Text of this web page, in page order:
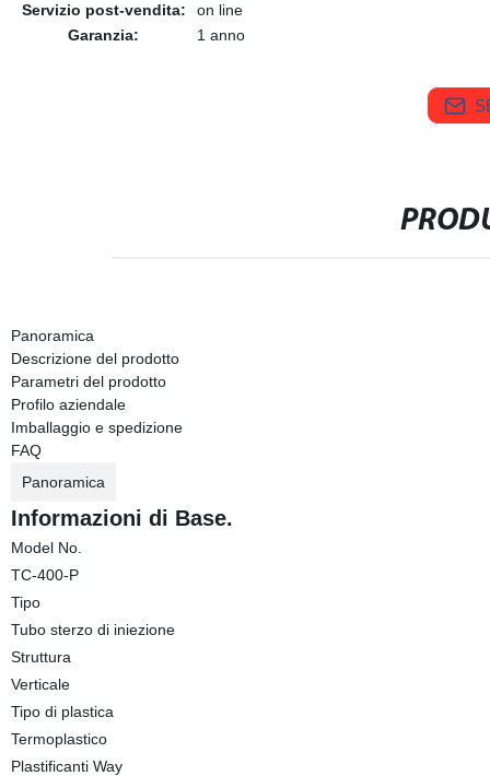
Servizio post-vendita:
on line
Garanzia:
1 anno
Panoramica
Descrizione del prodotto
Parametri del prodotto
Profilo aziendale
Imballaggio e spedizione
FAQ
Panoramica
Informazioni di Base.
Model No.
TC-400-P
Tipo
Tubo sterzo di iniezione
Struttura
Verticale
Tipo di plastica
Termoplastico
Plastificanti Way